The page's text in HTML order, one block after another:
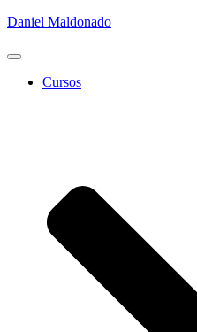
Daniel Maldonado
Cambiar
Cursos